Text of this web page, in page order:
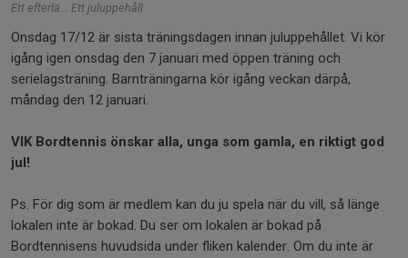
Ett efterlä... Ett juluppehåll
Onsdag 17/12 är sista träningsdagen innan juluppehållet. Vi kör
igång igen onsdag den 7 januari med öppen träning och
serielagsträning. Barnträningarna kör igång veckan därpå,
måndag den 12 januari.
VIK Bordtennis önskar alla, unga som gamla, en riktigt god
jul!
Ps. För dig som är medlem kan du ju spela när du vill, så länge
lokalen inte är bokad. Du ser om lokalen är bokad på
Bordtennisens huvudsida under fliken kalender. Om du inte är